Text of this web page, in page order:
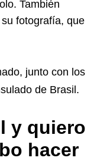
También
fotografía, que
junto con los
de Brasil.
y quiero
hacer